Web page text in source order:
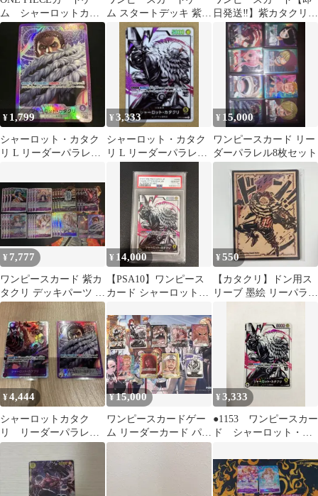
ム シャーロットカタ
クリ黄デッキ 構築済
み ＋パーツ
ム スタートデッキ 紫シ
ャーロット・カタクリ
2個セット
日発送‼️】紫カタクリ
神速の拳 OP11 リーダ
ーパラレル❗️
¥ 1,799
シャーロット・カタク
リ L リーダーパラレル
¥3,333
シャーロット・カタク
リ L リーダーパラレル
¥ 15,000
ワンピースカード リー
ダーパラレル8枚セット
¥ 7,777
ワンピースカード 紫カ
タクリ デッキパーツ リ
ーダーパラレル SRパラ
レル付き
¥ 14,000
【PSA10】ワンピース
カード シャーロット・
ル/illust:Anderson)
OP03-099 強大な敵 リ
ーダー リーパラ
¥550
【カタクリ】ドン用ス
リーブ 墨絵 リーパラ
¥4,444
シャーロットカタク
リ リーダーパラレ
ル SR
¥15,000
ワンピースカードゲー
ム リーダーカード パラ
レル まとめ売り
¥3,333
●1153 ワンピースカー
ド シャーロット・カ
レル リーパラ
OP03-099